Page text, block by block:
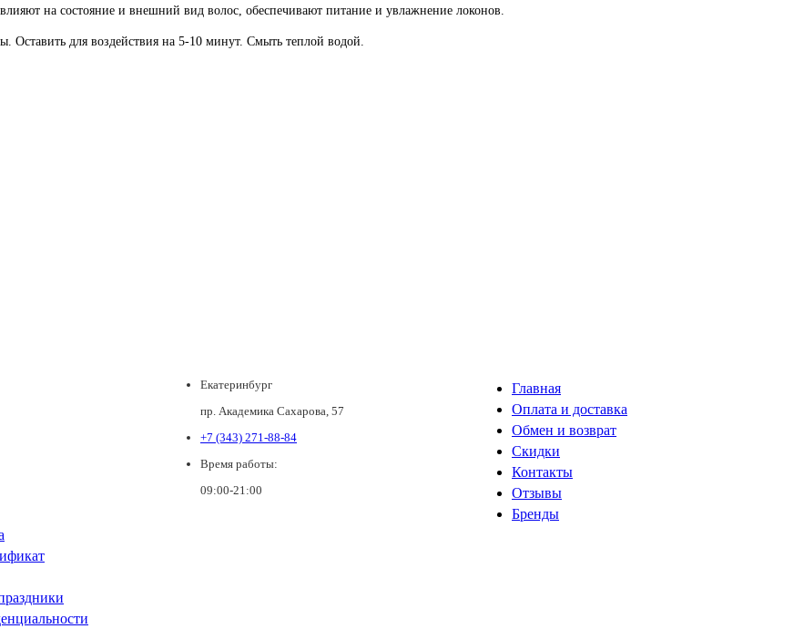
на состояние и внешний вид волос, обеспечивают питание и увлажнение локонов.
Оставить для воздействия на 5-10 минут. Смыть теплой водой.
Екатеринбург
пр. Академика Сахарова, 57
+7 (343) 271-88-84
Время работы:
09:00-21:00
Главная
Оплата и доставка
Обмен и возврат
Скидки
Контакты
Отзывы
Бренды